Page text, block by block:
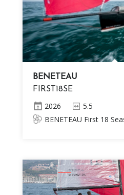
BENETEAU
FIRST18SE
2026
5.5
BENETEAU First 18